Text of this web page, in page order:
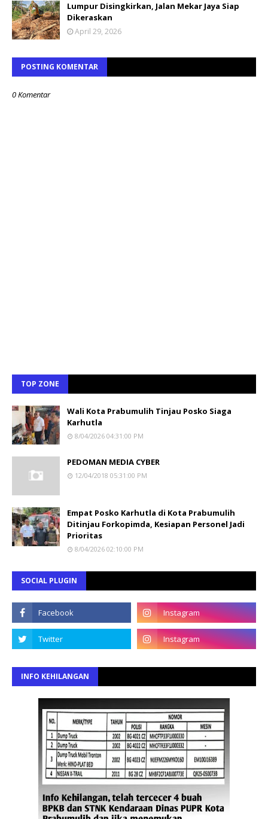
Lumpur Disingkirkan, Jalan Mekar Jaya Siap
Dikeraskan
April 29, 2026
POSTING KOMENTAR
0 Komentar
TOP ZONE
Wali Kota Prabumulih Tinjau Posko Siaga
Karhutla
8/04/2026 04:31:00 PM
PEDOMAN MEDIA CYBER
12/04/2018 05:31:00 PM
Empat Posko Karhutla di Kota Prabumulih
Ditinjau Forkopimda, Kesiapan Personel Jadi
Prioritas
8/04/2026 02:10:00 PM
SOCIAL PLUGIN
INFO KEHILANGAN